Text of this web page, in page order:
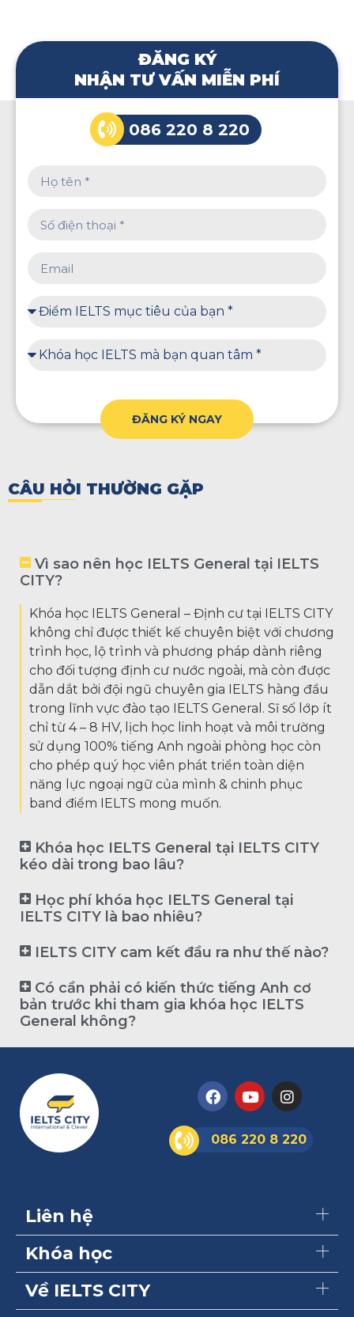
ĐĂNG KÝ
NHẬN TƯ VẤN MIỄN PHÍ
086 220 8 220
ĐĂNG KÝ NGAY
CÂU HỎI THƯỜNG GẶP
Vì sao nên học IELTS General tại IELTS
CITY?
Khóa học IELTS General – Định cư tại IELTS CITY
không chỉ được thiết kế chuyên biệt với chương
trình học, lộ trình và phương pháp dành riêng
cho đối tượng định cư nước ngoài, mà còn được
dẫn dắt bởi đội ngũ chuyên gia IELTS hàng đầu
trong lĩnh vực đào tạo IELTS General. Sĩ số lớp ít
chỉ từ 4 – 8 HV, lịch học linh hoạt và môi trường
sử dụng 100% tiếng Anh ngoài phòng học còn
cho phép quý học viên phát triển toàn diện
năng lực ngoại ngữ của mình & chinh phục
band điểm IELTS mong muốn.
Khóa học IELTS General tại IELTS CITY
kéo dài trong bao lâu?
Học phí khóa học IELTS General tại
IELTS CITY là bao nhiêu?
IELTS CITY cam kết đầu ra như thế nào?
Có cần phải có kiến thức tiếng Anh cơ
bản trước khi tham gia khóa học IELTS
General không?
086 220 8 220
Liên hệ
Khóa học
Về IELTS CITY